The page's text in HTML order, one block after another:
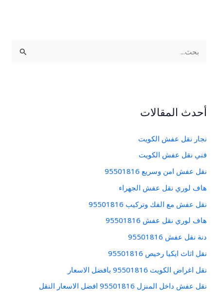
ث
عأحدث المقالات
نجار نقل عفش الكويت
فني نقل عفش الكويت
نقل عفش امن وسريع 95501816
هاف لوري نقل عفش الجهراء
نقل عفش مع الفك وتركيب 95501816
هاف لوري نقل عفش 95501816
دنة نقل عفش 95501816
نقل اثاث ايكيا رخيص 95501816
نقل اغراض الكويت 95501816 بافضل الاسعار
نقل عفش داخل المنزل 95501816 افضل الاسعار النقل